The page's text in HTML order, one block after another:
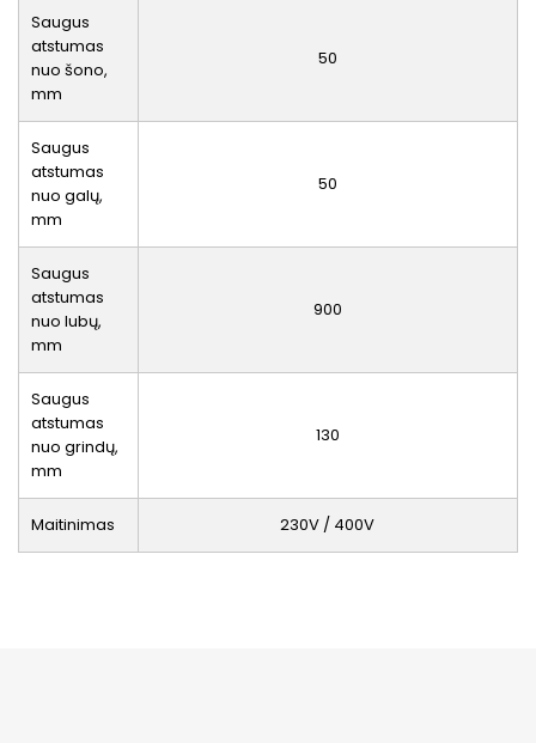
Saugus
atstumas
nuo šono,
mm
50
Saugus
atstumas
nuo galų,
mm
50
Saugus
atstumas
nuo lubų,
mm
900
Saugus
atstumas
nuo grindų,
mm
130
Maitinimas 230V / 400V